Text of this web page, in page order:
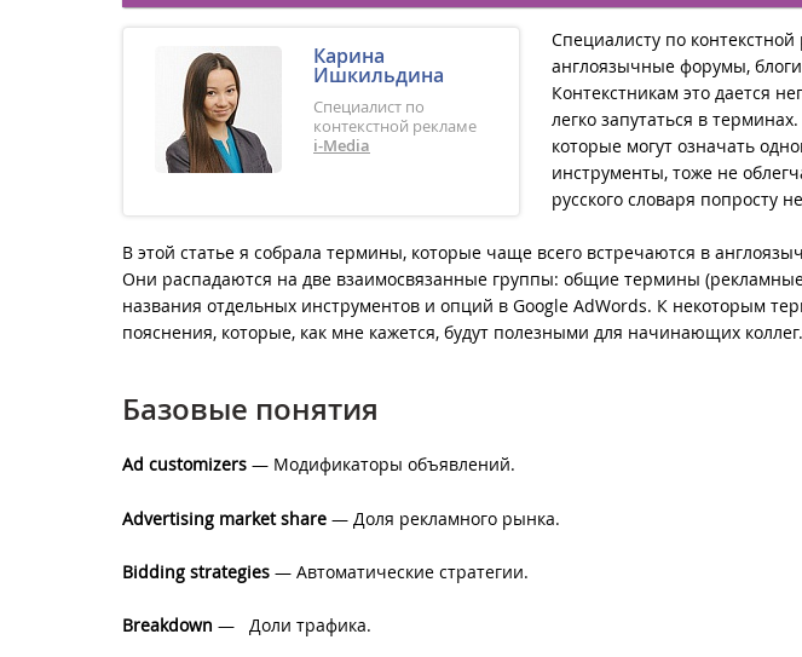
Карина
Ишкильдина
Специалист по
контекстной рекламе
i-Media
Специалисту по
англоязычные форумы,
Контекстникам это дается
легко запутаться в
которые могут означать
инструменты, тоже не
русского словаря попросту
В этой статье я собрала термины, которые чаще всего встречаются в
Они распадаются на две взаимосвязанные группы: общие термины
названия отдельных инструментов и опций в Google AdWords. К некоторым
пояснения, которые, как мне кажется, будут полезными для начинающих коллег.
Базовые понятия
Ad customizers — Модификаторы объявлений.
Advertising market share — Доля рекламного рынка.
Bidding strategies — Автоматические стратегии.
Breakdown — Доли трафика.